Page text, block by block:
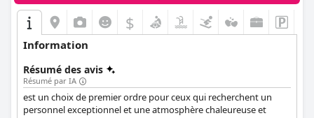
$
Information
Résumé des avis
Résumé par IA
est un choix de premier ordre pour ceux qui recherchent un
personnel exceptionnel et une atmosphère chaleureuse et